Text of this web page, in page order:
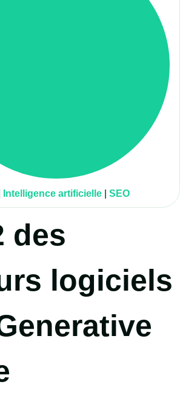
Intelligence artificielle SEO
des
logiciels